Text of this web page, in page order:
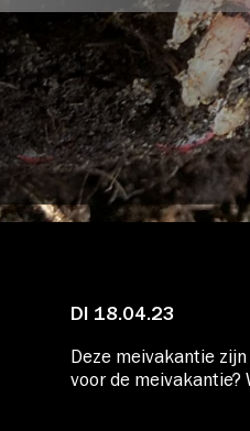
DI 18.04.23
Deze meivakantie
voor de meivakantie?